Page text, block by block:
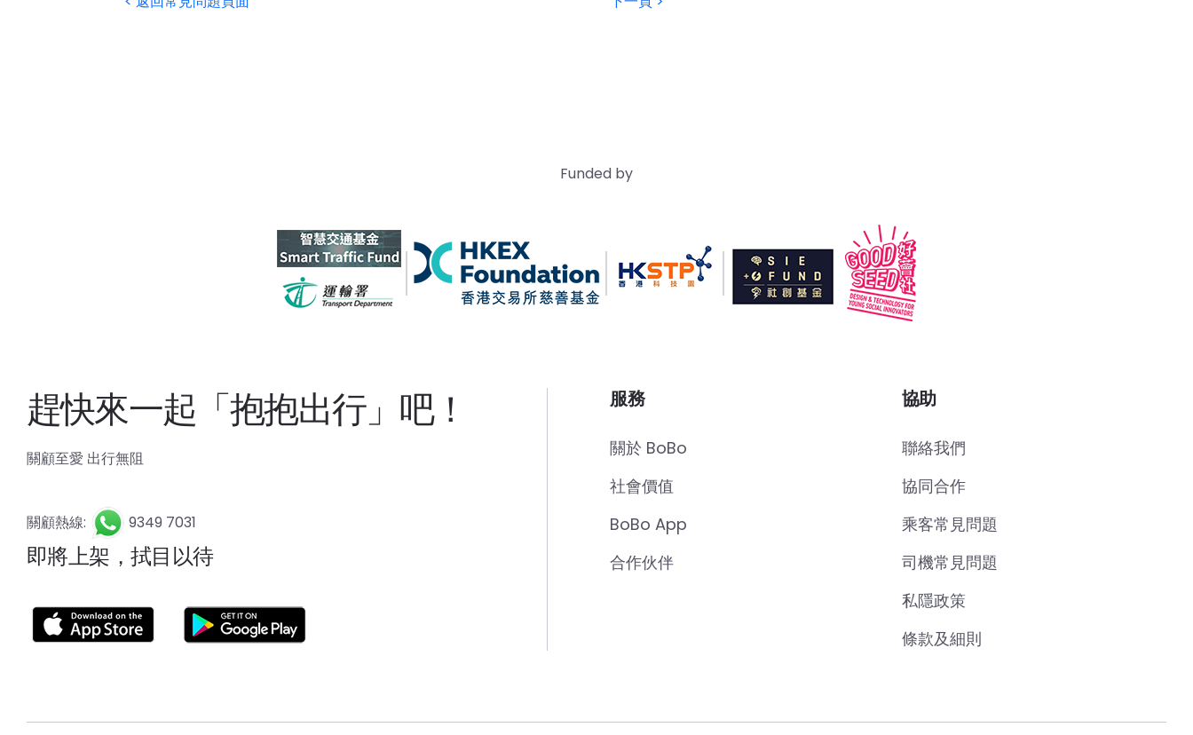
Funded by
趕快來一起「抱抱出行」吧！
關顧至愛 出行無阻
關顧熱線: 9349 7031
即將上架，拭目以待
服務
關於 BoBo
社會價值
BoBo App
合作伙伴
協助
聯絡我們
協同合作
乘客常見問題
司機常見問題
私隱政策
條款及細則